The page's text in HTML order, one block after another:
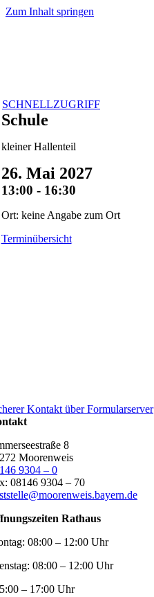
Zum Inhalt springen
SCHNELLZUGRIFF
Schule
kleiner Hallenteil
26. Mai 2027
13:00 - 16:30
Ort: keine Angabe zum Ort
Terminübersicht
Kontakt über Formularserver
8
Moorenweis
9304 – 0
08146 9304 – 70
Rathaus
08:00 – 12:00 Uhr
08:00 – 12:00 Uhr
– 17:00 Uhr